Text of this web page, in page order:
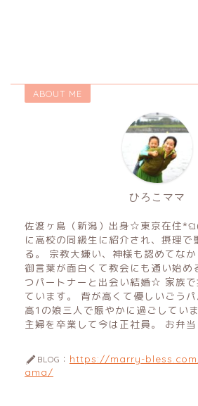
ABOUT ME
ひろこママ
佐渡ヶ島（新潟）出身☆東京在住
に高校の同級生に紹介され、摂理で
る。 宗教大嫌い、神様も認めてな
御言葉が面白くて教会にも通い始め
つパートナーと出会い結婚☆ 家族で
ています。 背が高くて優しいごう
高1の娘三人で賑やかに過ごしてい
主婦を卒業して今は正社員。 お弁当
BLOG： https://marry-
ama/